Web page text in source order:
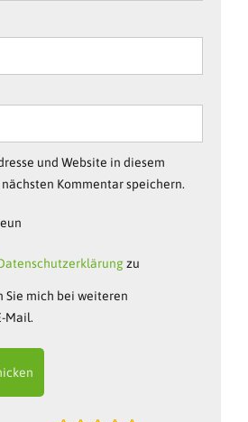
und Website in diesem
Kommentar speichern.
zu
Sie mich bei weiteren
Mail.